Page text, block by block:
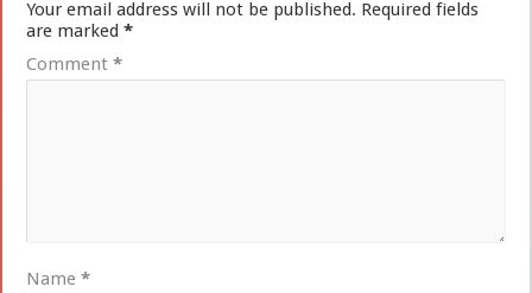
Your email address will not be published. Required fields
are marked*
Comment*
Name*